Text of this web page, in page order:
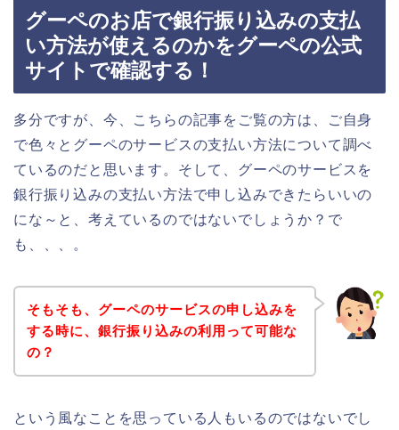
グーペのお店で銀行振り込みの支払
い方法が使えるのかをグーペの公式
サイトで確認する！
多分ですが、今、こちらの記事をご覧の方は、ご自身
で色々とグーペのサービスの支払い方法について調べ
ているのだと思います。そして、グーペのサービスを
銀行振り込みの支払い方法で申し込みできたらいいの
にな～と、考えているのではないでしょうか？で
も、、、。
そもそも、グーペのサービスの申し込みを
する時に、銀行振り込みの利用って可能な
の？
という風なことを思っている人もいるのではないでし